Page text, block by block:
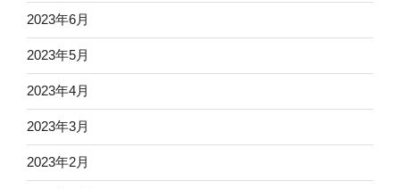
2023年6月
2023年5月
2023年4月
2023年3月
2023年2月